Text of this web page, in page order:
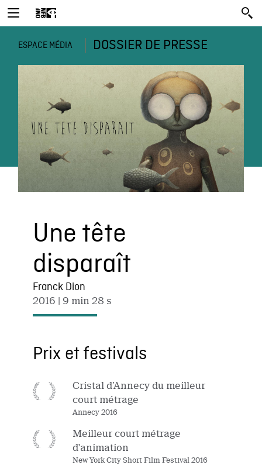
ESPACE MÉDIA DOSSIER DE PRESSE
Une tête
disparaît
Franck Dion
2016 | 9 min 28 s
Prix et festivals
Cristal d’Annecy du meilleur
court métrage
Annecy 2016
Meilleur court métrage
d'animation
New York City Short Film Festival 2016